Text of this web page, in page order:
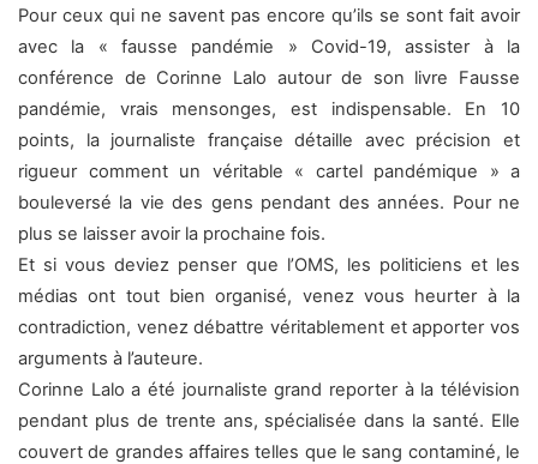
Pour ceux qui ne savent pas encore qu’ils se sont fait avoir
avec la « fausse pandémie » Covid-19, assister à la
conférence de Corinne Lalo autour de son livre Fausse
pandémie, vrais mensonges, est indispensable. En 10
points, la journaliste française détaille avec précision et
rigueur comment un véritable « cartel pandémique » a
bouleversé la vie des gens pendant des années. Pour ne
plus se laisser avoir la prochaine fois.
Et si vous deviez penser que l’OMS, les politiciens et les
médias ont tout bien organisé, venez vous heurter à la
contradiction, venez débattre véritablement et apporter vos
arguments à l’auteure.
Corinne Lalo a été journaliste grand reporter à la télévision
pendant plus de trente ans, spécialisée dans la santé. Elle
couvert de grandes affaires telles que le sang contaminé, le